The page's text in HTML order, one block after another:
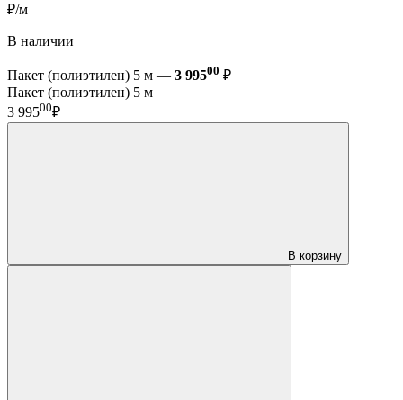
₽/м
В наличии
Пакет (полиэтилен) 5 м — 3 99500 ₽
Пакет (полиэтилен) 5 м
3 99500₽
В корзину